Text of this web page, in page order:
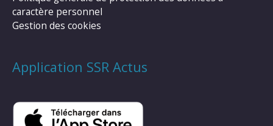
caractère personnel
Gestion des cookies
Application SSR Actus